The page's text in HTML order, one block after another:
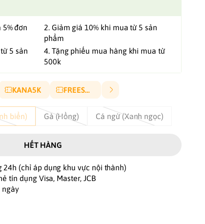
đơn
2. Giảm giá 10% khi mua từ 5 sản
phẩm
5 sản
4. Tặng phiếu mua hàng khi mua từ
500k
KANA5K FREESHIP
biển) Gà (Hồng) Cá ngừ (Xanh ngọc)
HẾT HÀNG
(chỉ áp dụng khu vực nội thành)
tín dụng Visa, Master, JCB
ngày